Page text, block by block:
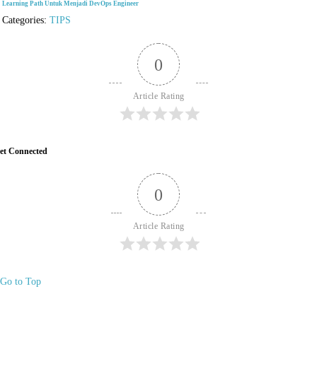
Learning Path Untuk Menjadi DevOps Engineer
Categories:TIPS
0
Article Rating
Connected
0
Article Rating
Go to Top